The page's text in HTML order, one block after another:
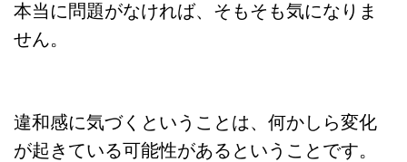
本当に問題がなければ、そもそも気になりま
せん。
違和感に気づくということは、何かしら変化
が起きている可能性があるということです。